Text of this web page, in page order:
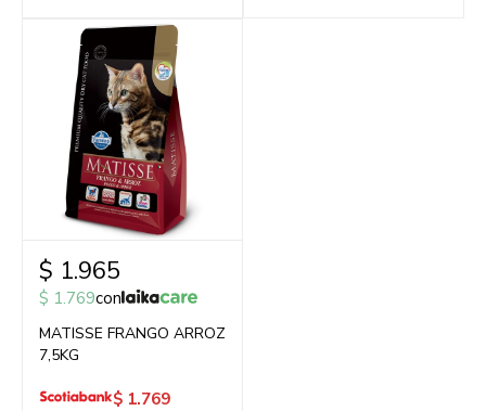
$ 1.965
$ 1.769con
MATISSE FRANGO ARROZ
7,5KG
$ 1.769